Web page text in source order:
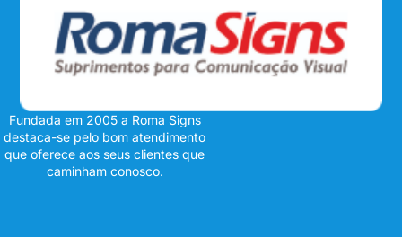
Fundada em 2005 a Roma Signs
destaca-se pelo bom atendimento
que oferece aos seus clientes que
caminham conosco.